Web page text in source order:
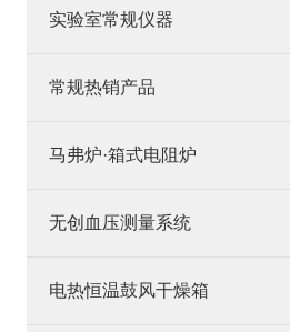
实验室常规仪器
常规热销产品
马弗炉·箱式电阻炉
无创血压测量系统
电热恒温鼓风干燥箱